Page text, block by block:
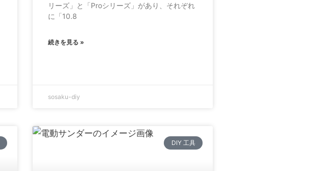
リーズ」と「Proシリーズ」があり、それぞれ
に「10.8
続きを見る »
sosaku-diy
DIY 工具